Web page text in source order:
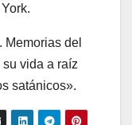
Memorias del
vida a raíz
satánicos».